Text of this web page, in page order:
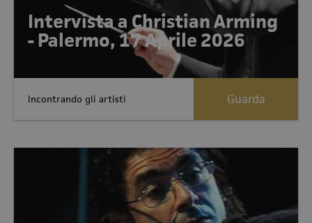
Intervista a Christian Arming
- Palermo, 17 Aprile 2026
Incontrando gli artisti Guarda